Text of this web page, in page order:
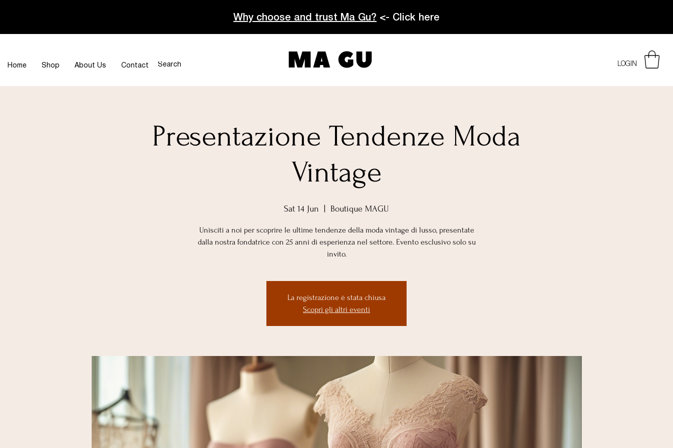
Why choose and trust Ma Gu? <- Click here
Home Shop About Us Contact LOGIN
MA GU
Presentazione Tendenze Moda
Vintage
Sat 14 Jun Boutique MAGU
Unisciti a noi per scoprire le ultime tendenze della moda vintage di lusso, presentate
dalla nostra fondatrice con 25 anni di esperienza nel settore. Evento esclusivo solo su
invito.
La registrazione è stata chiusa
Scopri gli altri eventi